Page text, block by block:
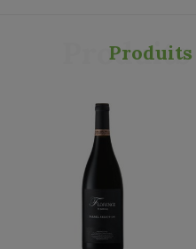
Produits
Produits